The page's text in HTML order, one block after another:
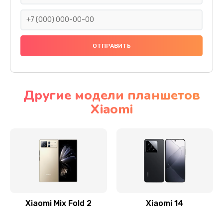
Замена разъема питания
Замена шлейфа
Ремонт мультиконтроллера
Другие модели планшетов
Xiaomi
Xiaomi Mix Fold 2 Xiaomi 14